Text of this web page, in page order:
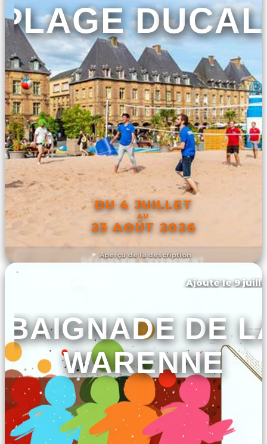
Aperçu de la description
DU 4 JUILLET
AU
23 AOÛT 2026
DÉCOUVRIR L'ÉVÉNEMENT
Ajouté le 9
BAIGNADE DE
WARENNE